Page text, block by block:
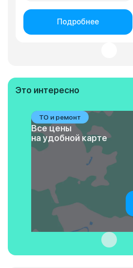
Подробнее
Это интересно
ТО и ремонт
Все цены
на удобной карте